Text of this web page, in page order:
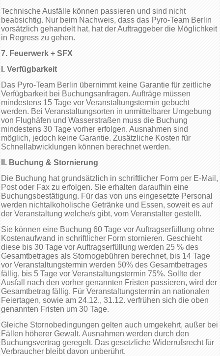
Technische Ausfälle können passieren und sind nicht
beabsichtig. Nur beim Nachweis, dass das Pyro-Team Berlin
vorsätzlich gehandelt hat, hat der Auftraggeber die Möglichkeit
in Regress zu gehen.
7. Feuerwerk + SFX
I. Verfügbarkeit
Das Pyro-Team Berlin übernimmt keine Garantie für zeitliche
Verfügbarkeit bei Buchungsanfragen. Aufträge müssen
mindestens 15 Tage vor Veranstaltungstermin gebucht
werden. Bei Veranstaltungsorten in unmittelbarer Umgebung
von Flughäfen und Wasserstraßen muss die Buchung
mindestens 30 Tage vorher erfolgen. Ausnahmen sind
möglich, jedoch keine Garantie. Zusätzliche Kosten für
Schnellabwicklungen können berechnet werden.
II. Buchung & Stornierung
Die Buchung hat grundsätzlich in schriftlicher Form per E-Mail,
Post oder Fax zu erfolgen. Sie erhalten daraufhin eine
Buchungsbestätigung. Für das von uns eingesetzte Personal
werden nichtalkoholische Getränke und Essen, soweit es auf
der Veranstaltung welche/s gibt, vom Veranstalter gestellt.
Sie können eine Buchung 60 Tage vor Auftragserfüllung ohne
Kostenaufwand in schriftlicher Form stornieren. Geschieht
diese bis 30 Tage vor Auftragserfüllung werden 25 % des
Gesamtbetrages als Stornogebühren berechnet, bis 14 Tage
vor Veranstaltungstermin werden 50% des Gesamtbetrages
fällig, bis 5 Tage vor Veranstaltungstermin 75%. Sollte der
Ausfall nach den vorher genannten Fristen passieren, wird der
Gesamtbetrag fällig. Für Veranstaltungstermin an nationalen
Feiertagen, sowie am 24.12., 31.12. verfrühen sich die oben
genannten Fristen um 30 Tage.
Gleiche Stornobedingungen gelten auch umgekehrt, außer bei
Fällen höherer Gewalt. Ausnahmen werden durch den
Buchungsvertrag geregelt. Das gesetzliche Widerrufsrecht für
Verbraucher bleibt davon unberührt.